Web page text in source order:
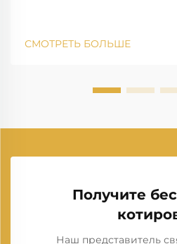
СМОТРЕТЬ БОЛЬШЕ
Получите
Наш представитель